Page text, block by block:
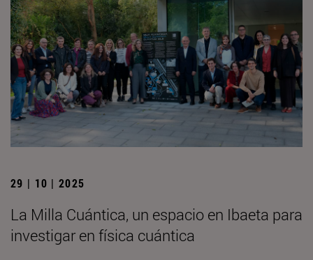
29 | 10 | 2025
La Milla Cuántica, un espacio en Ibaeta para
investigar en física cuántica